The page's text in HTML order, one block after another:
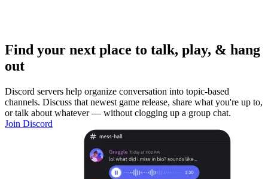
Find your next place to talk, play, & hang
out
Discord servers help organize conversation into topic-based
channels. Discuss that newest game release, share what you're up to,
or talk about whatever — without clogging up a group chat.
Join Discord